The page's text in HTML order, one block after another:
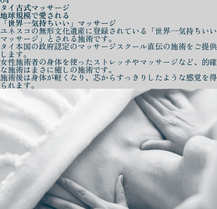
タイ古式マッサージ
地球規模で愛される
「世界一気持ちいい」マッサージ
ユネスコの無形文化遺産に登録されている「世界一気持ちいい
マッサージ」とされる施術です。
タイ本国の政府認定のマッサージスクール直伝の施術をご提供
します。
女性施術者の身体を使ったストレッチやマッサージなど、的確
な施術はまさに癒しの施術です。
施術後は身体が軽くなり、芯からすっきりしたような感覚を得
られます。